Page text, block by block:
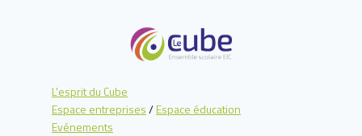
L'esprit du Cube
Espace entreprises/Espace éducation
Evénements